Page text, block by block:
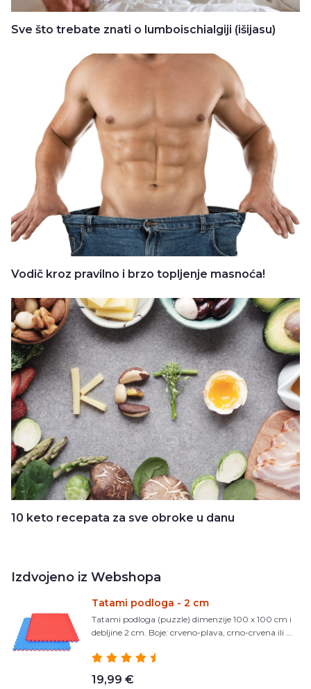
Sve što trebate znati o lumboischialgiji (išijasu)
Vodič kroz pravilno i brzo topljenje masnoća!
10 keto recepata za sve obroke u danu
Izdvojeno iz Webshopa
Tatami podloga - 2 cm
Tatami podloga (puzzle) dimenzije 100 x 100 cm i
debljine 2 cm. Boje: crveno-plava, crno-crvena ili ...
19,99 €